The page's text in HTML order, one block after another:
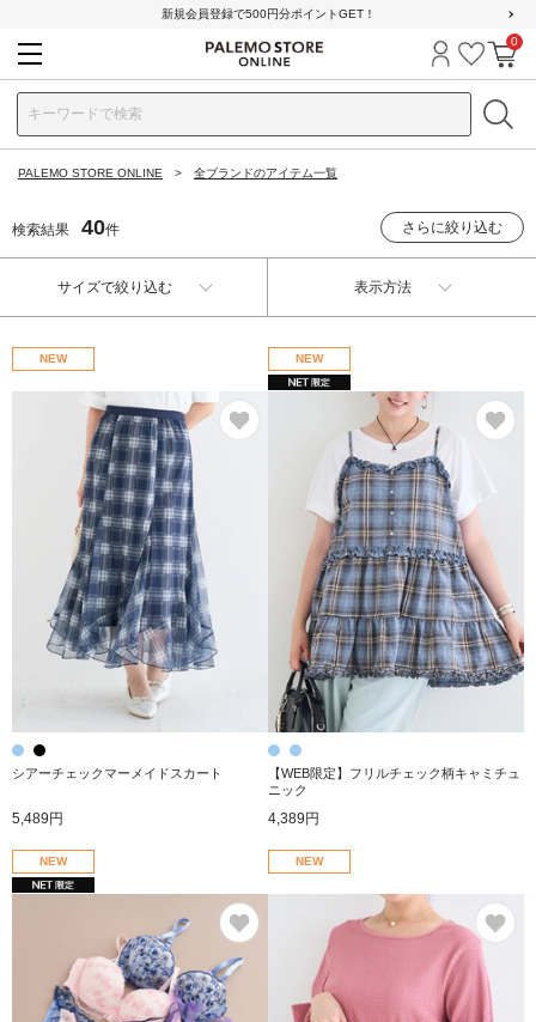
新規会員登録で500円分ポイントGET！
ログイン
お気に
カ
0
PALEMO STORE ONLINE 全ブランドのアイテム一覧
検索結果 40件 さらに絞り込む
サイズで絞り込む 表示方法
NEW
シアーチェックマーメイドスカート
5,489円
NEW
【WEB限定】フリルチェック柄キャミチュ
ニック
4,389円
NEW NEW